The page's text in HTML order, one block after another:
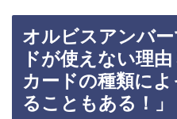
オルビスアンバ
ドが使えない理
カードの種類に
ることもある！」